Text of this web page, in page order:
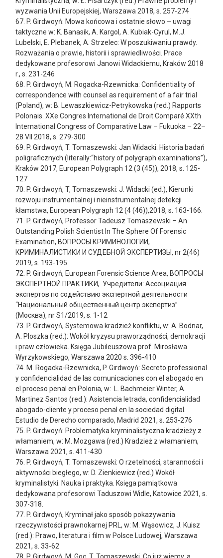
wyzwania Unii Europejskiej, Warszawa 2018, s. 257-274
67. P. Girdwoyń: Mowa końcowa i ostatnie słowo – uwagi
taktyczne w: K. Banasik, A. Kargol, A. Kubiak-Cyrul, M.J.
Lubelski, E. Plebanek, A. Strzelec: W poszukiwaniu prawdy.
Rozważania o prawie, historii i sprawiedliwości. Prace
dedykowane profesorowi Janowi Widackiemu, Kraków 2018
r., s. 231-246
68. P. Girdwoyń, M. Rogacka-Rzewnicka: Confidentiality of
correspondence with counsel as requirement of a fair trial
(Poland), w: B. Lewaszkiewicz-Petrykowska (red.) Rapports
Polonais. XXe Congres International de Droit Comparé XXth
International Congress of Comparative Law – Fukuoka – 22–
28 VII 2018, s. 279-300
69. P. Girdwoyń, T. Tomaszewski: Jan Widacki: Historia badań
poligraficznych (literally:“history of polygraph examinations”),
Kraków 2017, European Polygraph 12 (3 (45)), 2018, s. 125-
127
70. P. Girdwoyń, T, Tomaszewski: J. Widacki (ed.), Kierunki
rozwoju instrumentalnej i nieinstrumentalnej detekcji
kłamstwa, European Polygraph 12 (4 (46)),2018, s. 163-166.
71. P. Girdwoyń, Professor Tadeusz Tomaszewski – An
Outstanding Polish Scientist In The Sphere Of Forensic
Examination, ВОПРОСЫ КРИМИНОЛОГИИ,
КРИМИНАЛИСТИКИ И СУДЕБНОЙ ЭКСПЕРТИЗЫ, nr 2(46)
2019, s. 193-195
72. P. Girdwoyń, European Forensic Science Area, ВОПРОСЫ
ЭКСПЕРТНОЙ ПРАКТИКИ, Учредители: Ассоциация
экспертов по содействию экспертной деятельности
“Национальный общественный центр экспертиз”
(Москва), nr S1/2019, s. 1-12
73. P. Girdwoyń, Systemowa kradzież konfliktu, w: A. Bodnar,
A. Ploszka (red.): Wokół kryzysu praworządności, demokracji
i praw człowieka. Księga Jubileuszowa prof. Mirosława
Wyrzykowskiego, Warszawa 2020 s. 396-410
74. M. Rogacka-Rzewnicka, P. Girdwoyń: Secreto professional
y confidencialidad de las comunicaciones con el abogado en
el proceso penal en Polonia, w: L. Bachmeier Winter, A.
Martinez Santos (red.): Asistencia letrada, confidencialidad
abogado-cliente y proceso penal en la sociedad digital.
Estudio de Derecho comparado, Madrid 2021, s. 253-276
75. P. Girdwoyń: Problematyka kryminalistyczna kradzieży z
włamaniem, w: M. Mozgawa (red.) Kradzież z włamaniem,
Warszawa 2021, s. 411-430
76. P. Girdwoyń, T. Tomaszewski: O rzetelności, staranności i
aktywności biegłego, w: D. Zienkiewicz (red.) Wokół
kryminalistyki. Nauka i praktyka. Księga pamiątkowa
dedykowana profesorowi Taduszowi Widle, Katowice 2021, s.
307-318.
77. P. Girdwoyń, Kryminał jako sposób pokazywania
rzeczywistości prawnokarnej PRL, w: M. Wąsowicz, J. Kuisz
(red.): Prawo, literatura i film w Polsce Ludowej, Warszawa
2021, s. 33-62